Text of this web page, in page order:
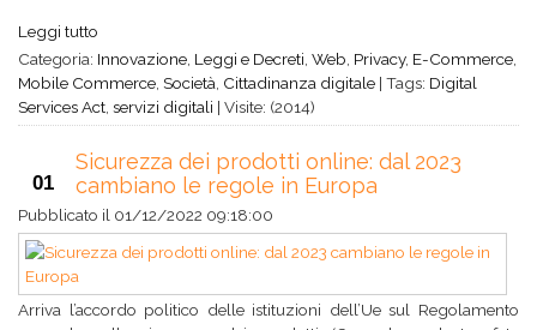
Leggi tutto
Categoria: Innovazione Leggi e Decreti Web Privacy, E-Commerce
Mobile Commerce Società Cittadinanza digitale | Tags: Digital
Services Act servizi digitali | Visite: (2014)
01
Sicurezza dei prodotti online: dal 2023
cambiano le regole in Europa
Pubblicato il 01/12/2022 09:18:00
Arriva l’accordo politico delle istituzioni dell’Ue sul Regolamento